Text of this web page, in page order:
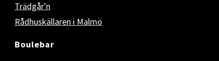
Trädgår'n
Rådhuskällaren i Malmö
Boulebar